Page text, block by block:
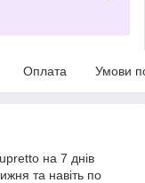
Оплата Умови
на 7 днів
та навіть по